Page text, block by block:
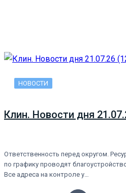
НОВОСТИ
Клин. Новости дня
Ответственность перед округом.
по графику проводят
Все адреса на контроле у…